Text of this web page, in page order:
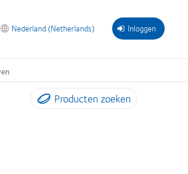
Inloggen
Nederland (Netherlands)
Producten zoeken